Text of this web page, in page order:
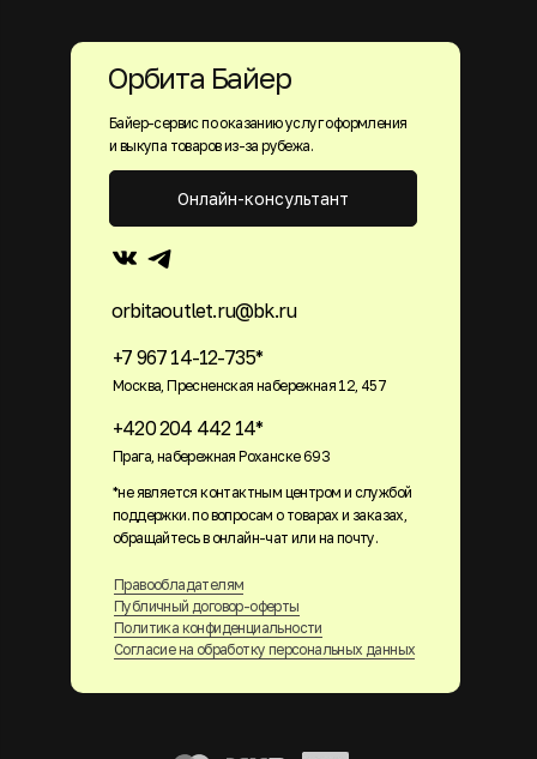
Байер-сервис по оказанию услуг оформления
и выкупа товаров из-за рубежа.
+7 967 14-12-735*
Москва, Пресненская набережная 12, 457
+420 204 442 14*
Прага, набережная Роханске 693
orbitaoutlet.ru@bk.ru
Правообладателям
Публичный договор-оферты
Политика конфиденциальности
Согласие на обработку персональных данных
Онлайн-консультант
Орбита Байер
*не является контактным центром и службой
поддержки. по вопросам о товарах и заказах,
обращайтесь в онлайн-чат или на почту.